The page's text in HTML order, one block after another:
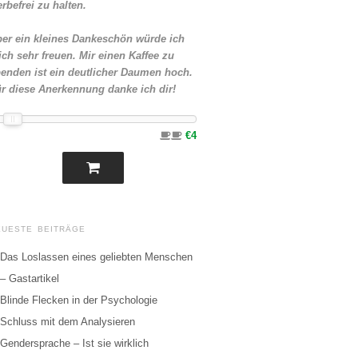
zu halten.
ein kleines Dankeschön würde ich
sehr freuen. Mir einen Kaffee zu
ist ein deutlicher Daumen hoch.
diese Anerkennung danke ich dir!
€4
BEITRÄGE
Das Loslassen eines geliebten Menschen
– Gastartikel
Blinde Flecken in der Psychologie
Schluss mit dem Analysieren
Gendersprache – Ist sie wirklich